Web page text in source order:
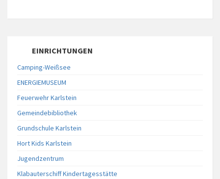
EINRICHTUNGEN
Camping-Weißsee
ENERGIEMUSEUM
Feuerwehr Karlstein
Gemeindebibliothek
Grundschule Karlstein
Hort Kids Karlstein
Jugendzentrum
Klabauterschiff Kindertagesstätte